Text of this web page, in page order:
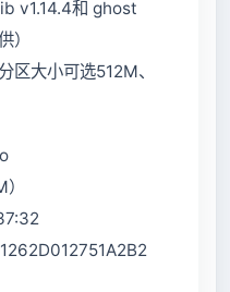
v1.14.4和 ghost
）
区大小可选512M、